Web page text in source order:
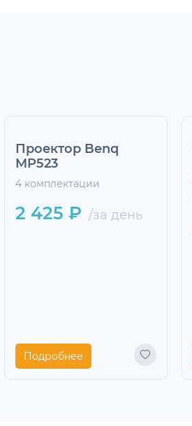
Проектор Benq
MP523
4 комплектации
2 425 ₽ /за день
Подробнее